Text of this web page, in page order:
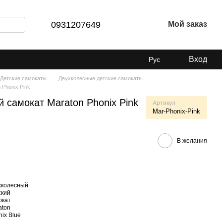
0931207649 Мой заказ
Рус Вход
Детские самокаты
Двухколесные детские самокаты
Phonix Pink
самокат Maraton Phonix Pink Артикул
Mar-Phonix-Pink
В желания